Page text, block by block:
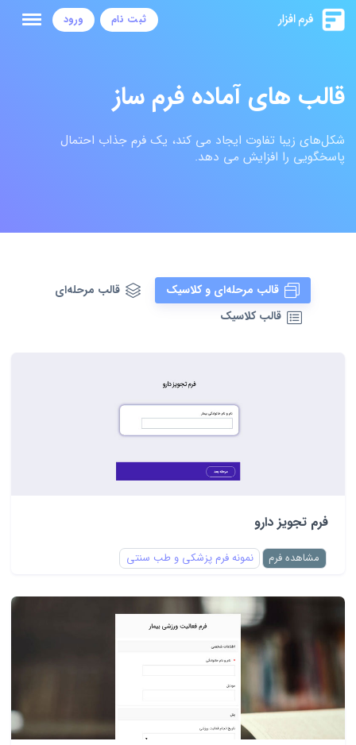
ثبت نام ورود
قالب های آماده فرم ساز
شکل‌های زیبا تفاوت ایجاد می کند، یک فرم جذاب احتمال
پاسخگویی را افزایش می دهد.
قالب مرحله‌ای و کلاسیک
قالب مرحله‌ای
قالب کلاسیک
فرم تجویز دارو
مشاهده فرم نمونه فرم پزشکی و طب سنتی